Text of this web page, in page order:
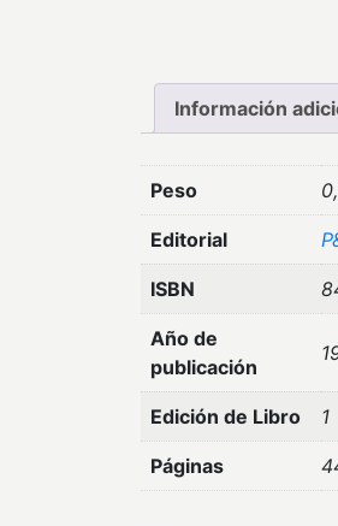
Información
Peso
Editorial
ISBN
Año de
publicación
Edición de Libro 1
Páginas